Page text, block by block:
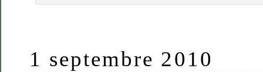
1 septembre 2010